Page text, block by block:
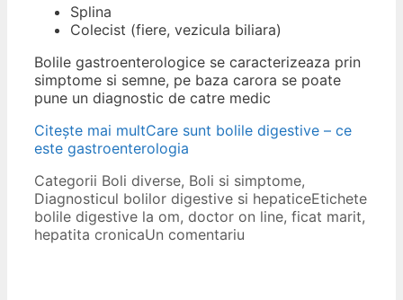
Splina
Colecist (fiere, vezicula biliara)
Bolile gastroenterologice se caracterizeaza prin
simptome si semne, pe baza carora se poate
pune un diagnostic de catre medic
Citește mai multCare sunt bolile digestive – ce
este gastroenterologia
Categorii Boli diverse, Boli si simptome,
Diagnosticul bolilor digestive si hepaticeEtichete
bolile digestive la om, doctor on line, ficat marit,
hepatita cronicaUn comentariu